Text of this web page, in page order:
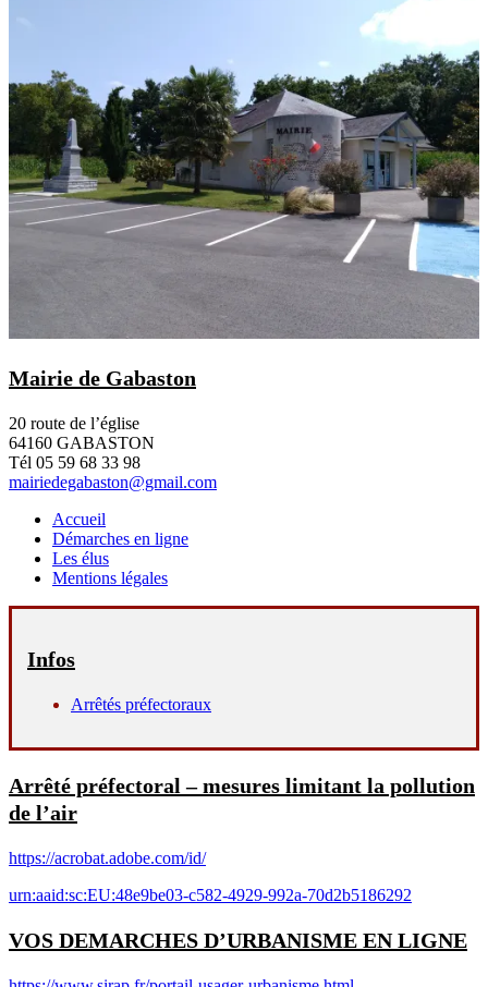
Mairie de Gabaston
20 route de l’église
64160 GABASTON
Tél 05 59 68 33 98
mairiedegabaston@gmail.com
Accueil
Démarches en ligne
Les élus
Mentions légales
Infos
Arrêtés préfectoraux
Arrêté préfectoral – mesures limitant la pollution
de l’air
https://acrobat.adobe.com/id/
urn:aaid:sc:EU:48e9be03-c582-4929-992a-70d2b5186292
VOS DEMARCHES D’URBANISME EN LIGNE